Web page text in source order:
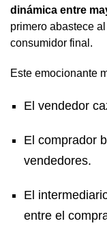
dinámica entre
primero abastece
consumidor final.
Este emocionante
El vendedor
El comprador
vendedores.
El
entre el